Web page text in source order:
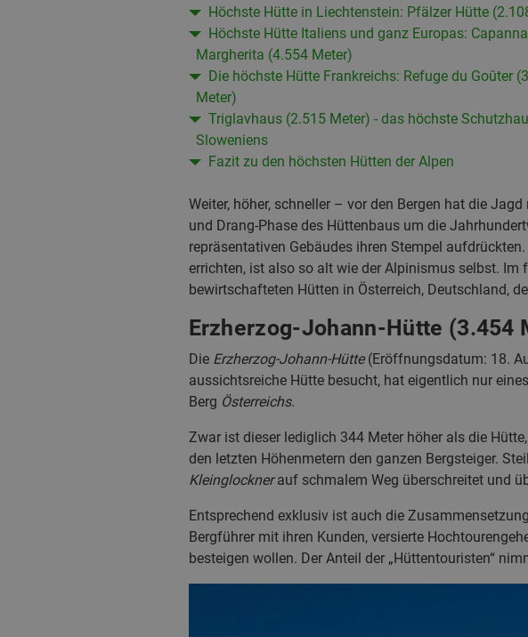
Höchste Hütte in Liechtenstein: Pfälzer Hütte
Höchste Hütte Italiens und ganz Europas: Capanna
Margherita (4.554 Meter)
Die höchste Hütte Frankreichs: Refuge du Goûter
Meter)
Triglavhaus (2.515 Meter) - das höchste
Sloweniens
Fazit zu den höchsten Hütten der Alpen
Weiter, höher, schneller – vor den Bergen hat die
und Drang-Phase des Hüttenbaus um die
repräsentativen Gebäudes ihren Stempel
errichten, ist also so alt wie der Alpinismus selbst. Im
bewirtschafteten Hütten in Österreich, Deutschland,
Erzherzog-Johann-Hütte
Die Erzherzog-Johann-Hütte(Eröffnungsdatum: 18.
aussichtsreiche Hütte besucht, hat eigentlich nur
Berg Österreichs.
Zwar ist dieser lediglich 344 Meter höher als die
den letzten Höhenmetern den ganzen Bergsteiger.
Kleinglocknerauf schmalem Weg überschreitet und
Entsprechend exklusiv ist auch die
Bergführer mit ihren Kunden, versierte
besteigen wollen. Der Anteil der „Hüttentouristen“